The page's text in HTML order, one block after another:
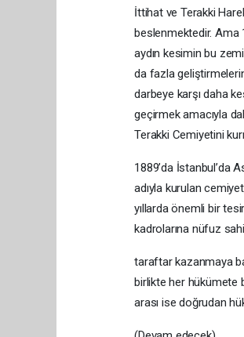
İttihat ve Terakki
beslenmektedir. Ama
aydın kesimin bu
da fazla
darbeye karşı daha
geçirmek amacıyla
Terakki Cemiyetini
1889’da İstanbul’da
adıyla kurulan
yıllarda önemli bir
kadrolarına nüfuz
taraftar kazanmaya
birlikte her hükümete
arası ise doğrudan